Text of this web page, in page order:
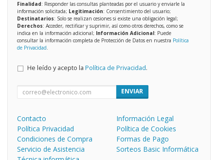
Finalidad: Responder las consultas planteadas por el usuario y enviarle la
información solicitada; Legitimación: Consentimiento del usuario;
Destinatarios: Solo se realizan cesiones si existe una obligación legal;
Derechos: Acceder, rectificar y suprimir, así como otros derechos, como se
indica en la información adicional; Información Adicional: Puede
consultar la información completa de Protección de Datos en nuestra Política
de Privacidad.
He leído y acepto la Política de Privacidad.
ENVIAR
Contacto
Información Legal
Política Privacidad
Política de Cookies
Condiciones de Compra
Formas de Pago
Servicio de Asistencia
Sorteos Basic Informática